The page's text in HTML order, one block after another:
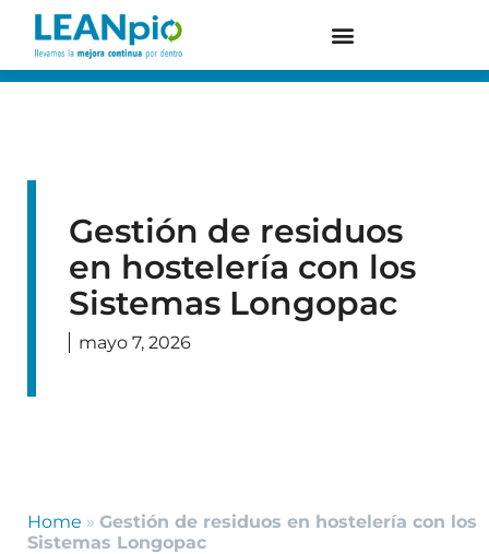
Gestión de residuos
en hostelería con los
Sistemas Longopac
mayo 7, 2026
Home » Gestión de residuos en hostelería con los
Sistemas Longopac